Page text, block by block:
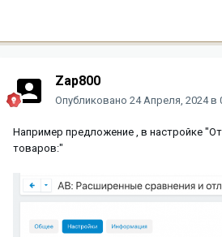
Zap800
Опубликовано 24 Апреля, 2024 в
Например предложение , в настройке
товаров:"